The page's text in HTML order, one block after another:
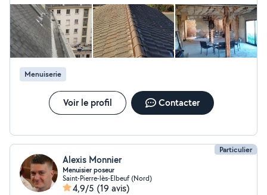
projet. Au plaisir d'échanger prochainement ! :)
Menuiserie
Voir le profil Contacter
Particulier
Alexis Monnier
Menuisier poseur
Saint-Pierre-lès-Elbeuf (Nord)
4,9/5 (19 avis)